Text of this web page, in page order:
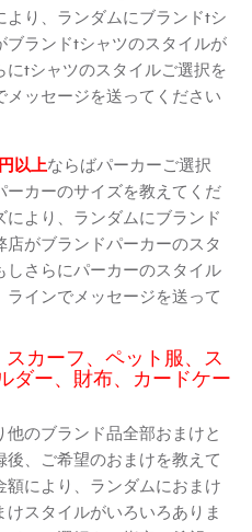
り、ランダムにブランドtシ
ブランドtシャツのスタイルが
tシャツのスタイルご選択を
ッセージを送ってください
以上ならばパーカーご選択
カーのサイズを教えてくだ
より、ランダムにブランド
がブランドパーカーのスタ
さらにパーカーのスタイル
インでメッセージを送って
カーフ、ペット服、ス
ダー、財布、カードケー
他のブランド品全部おまけと
、ご希望のおまけを教えて
額により、ランダムにおまけ
スタイルがいろいろありま